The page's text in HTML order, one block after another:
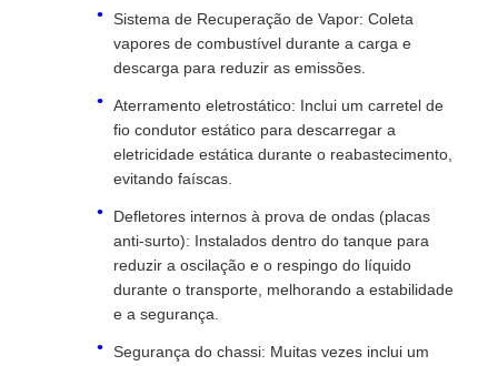
Sistema de Recuperação de Vapor: Coleta
vapores de combustível durante a carga e
descarga para reduzir as emissões.
Aterramento eletrostático: Inclui um carretel de
fio condutor estático para descarregar a
eletricidade estática durante o reabastecimento,
evitando faíscas.
Defletores internos à prova de ondas (placas
anti-surto): Instalados dentro do tanque para
reduzir a oscilação e o respingo do líquido
durante o transporte, melhorando a estabilidade
e a segurança.
Segurança do chassi: Muitas vezes inclui um